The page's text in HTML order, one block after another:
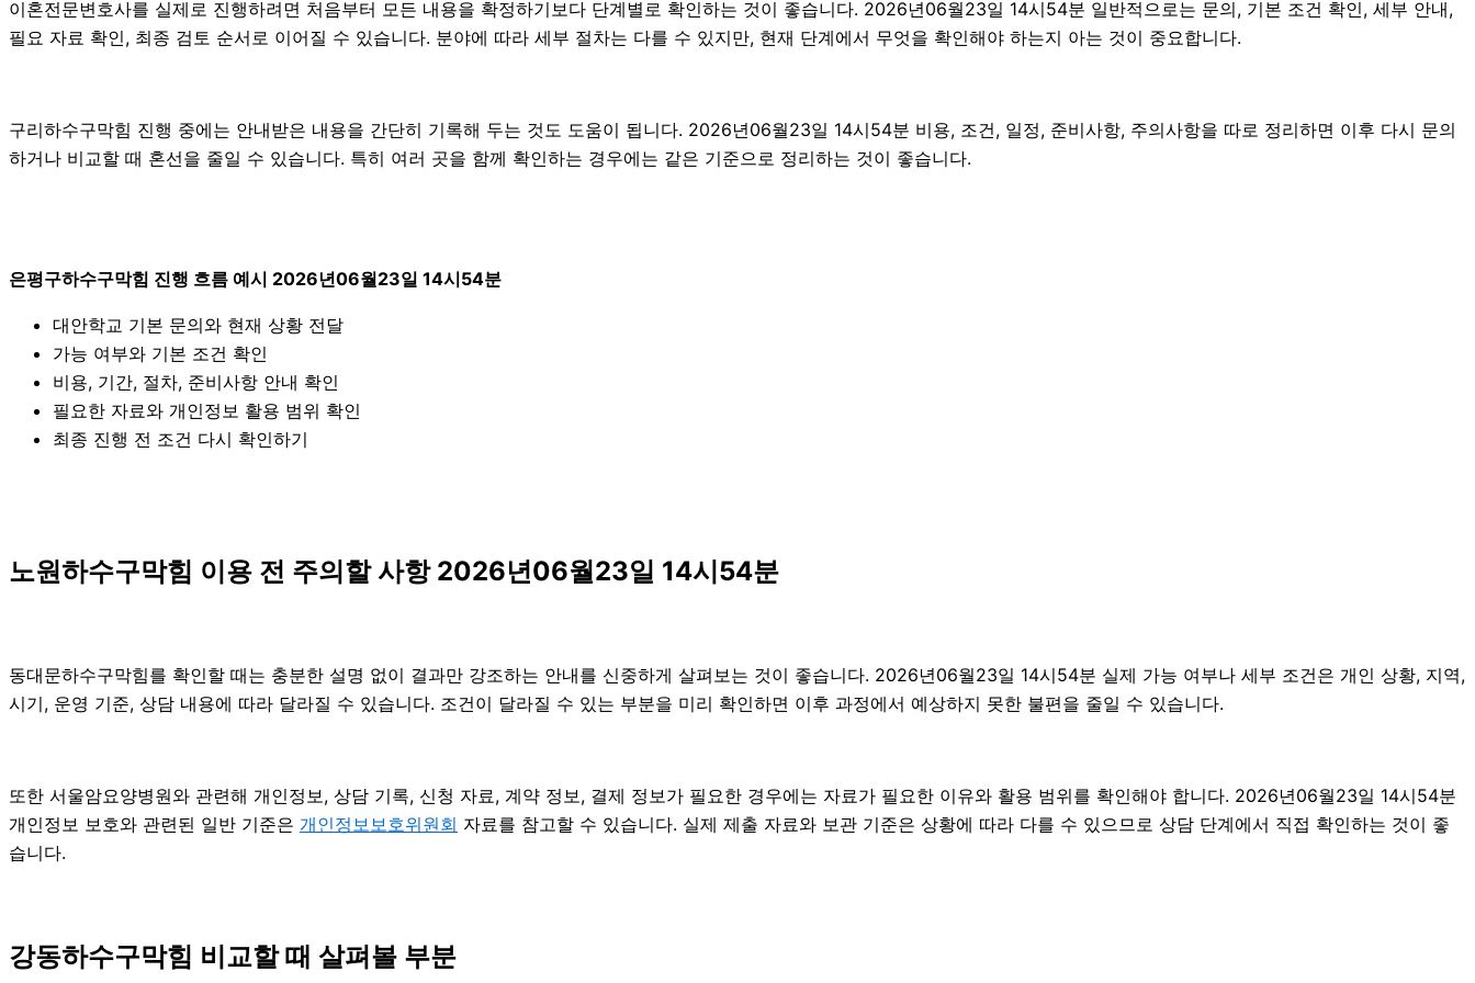
이혼전문변호사를 실제로 진행하려면 처음부터 모든 내용을 확정하기보다 단계별로 확인하는 것이 좋습니다. 2026년06월23일 14시54분 일반적으로는 문의, 기본 조건 확인, 세부 안내,
필요 자료 확인, 최종 검토 순서로 이어질 수 있습니다. 분야에 따라 세부 절차는 다를 수 있지만, 현재 단계에서 무엇을 확인해야 하는지 아는 것이 중요합니다.
구리하수구막힘 진행 중에는 안내받은 내용을 간단히 기록해 두는 것도 도움이 됩니다. 2026년06월23일 14시54분 비용, 조건, 일정, 준비사항, 주의사항을 따로 정리하면 이후 다시 문의
하거나 비교할 때 혼선을 줄일 수 있습니다. 특히 여러 곳을 함께 확인하는 경우에는 같은 기준으로 정리하는 것이 좋습니다.
은평구하수구막힘 진행 흐름 예시 2026년06월23일 14시54분
대안학교 기본 문의와 현재 상황 전달
가능 여부와 기본 조건 확인
비용, 기간, 절차, 준비사항 안내 확인
필요한 자료와 개인정보 활용 범위 확인
최종 진행 전 조건 다시 확인하기
노원하수구막힘 이용 전 주의할 사항 2026년06월23일 14시54분
동대문하수구막힘를 확인할 때는 충분한 설명 없이 결과만 강조하는 안내를 신중하게 살펴보는 것이 좋습니다. 2026년06월23일 14시54분 실제 가능 여부나 세부 조건은 개인 상황, 지역,
시기, 운영 기준, 상담 내용에 따라 달라질 수 있습니다. 조건이 달라질 수 있는 부분을 미리 확인하면 이후 과정에서 예상하지 못한 불편을 줄일 수 있습니다.
또한 서울암요양병원와 관련해 개인정보, 상담 기록, 신청 자료, 계약 정보, 결제 정보가 필요한 경우에는 자료가 필요한 이유와 활용 범위를 확인해야 합니다. 2026년06월23일 14시54분
개인정보 보호와 관련된 일반 기준은 개인정보보호위원회 자료를 참고할 수 있습니다. 실제 제출 자료와 보관 기준은 상황에 따라 다를 수 있으므로 상담 단계에서 직접 확인하는 것이 좋
습니다.
강동하수구막힘 비교할 때 살펴볼 부분